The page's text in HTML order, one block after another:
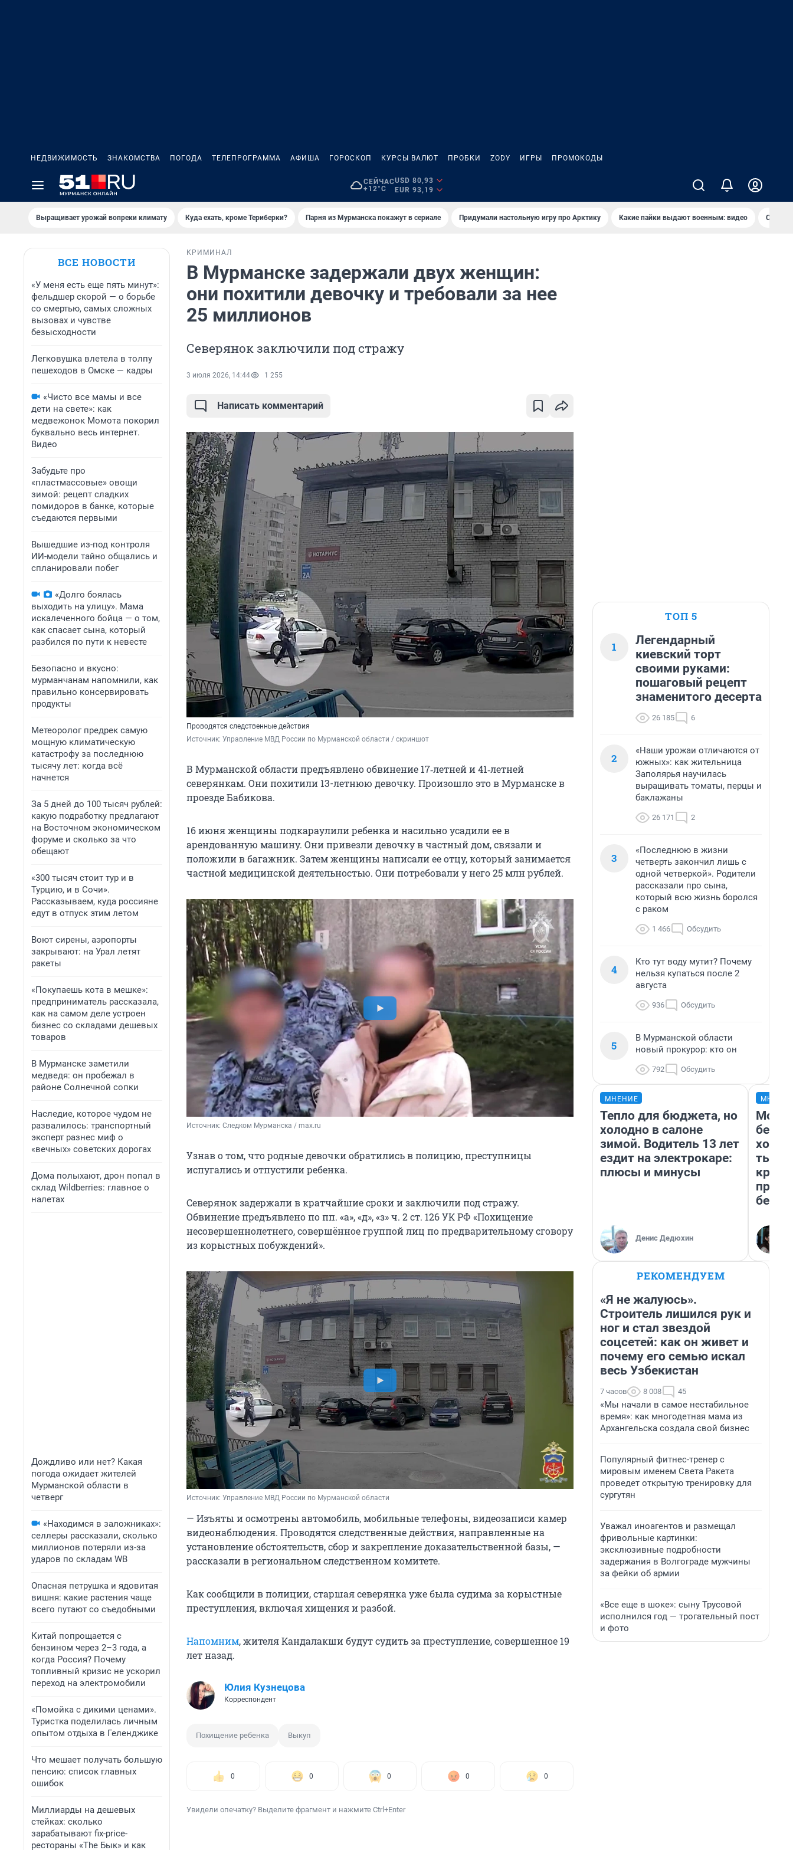
НЕДВИЖИМОСТЬ ЗНАКОМСТВА ПОГОДА ТЕЛЕПРОГРАММА АФИША ГОРОСКОП КУРСЫ ВАЛЮТ ПРОБКИ ZODY ИГРЫ ПРОМОКОДЫ
СЕЙЧАС
+12°C
USD 80,93
EUR 93,19
Выращивает урожай вопреки климату Куда ехать, кроме Териберки? Парня из Мурманска покажут в сериале Придумали настольную игру про Арктику Какие пайки выдают военным: видео Самая
ВСЕ НОВОСТИ
«У меня есть еще пять минут»:
фельдшер скорой — о борьбе
со смертью, самых сложных
вызовах и чувстве
безысходности
Легковушка влетела в толпу
пешеходов в Омске — кадры
«Чисто все мамы и все
дети на свете»: как
медвежонок Момота покорил
буквально весь интернет.
Видео
Забудьте про
«пластмассовые» овощи
зимой: рецепт сладких
помидоров в банке, которые
съедаются первыми
Вышедшие из-под контроля
ИИ-модели тайно общались и
спланировали побег
«Долго боялась
выходить на улицу». Мама
искалеченного бойца — о том,
как спасает сына, который
разбился по пути к невесте
Безопасно и вкусно:
мурманчанам напомнили, как
правильно консервировать
продукты
Метеоролог предрек самую
мощную климатическую
катастрофу за последнюю
тысячу лет: когда всё
начнется
За 5 дней до 100 тысяч рублей:
какую подработку предлагают
на Восточном экономическом
форуме и сколько за что
обещают
«300 тысяч стоит тур и в
Турцию, и в Сочи».
Рассказываем, куда россияне
едут в отпуск этим летом
Воют сирены, аэропорты
закрывают: на Урал летят
ракеты
«Покупаешь кота в мешке»:
предприниматель рассказала,
как на самом деле устроен
бизнес со складами дешевых
товаров
В Мурманске заметили
медведя: он пробежал в
районе Солнечной сопки
Наследие, которое чудом не
развалилось: транспортный
эксперт разнес миф о
«вечных» советских дорогах
Дома полыхают, дрон попал в
склад Wildberries: главное о
налетах
Дождливо или нет? Какая
погода ожидает жителей
Мурманской области в
четверг
«Находимся в заложниках»:
селлеры рассказали, сколько
миллионов потеряли из-за
ударов по складам WB
Опасная петрушка и ядовитая
вишня: какие растения чаще
всего путают со съедобными
Китай попрощается с
бензином через 2–3 года, а
когда Россия? Почему
топливный кризис не ускорил
переход на электромобили
«Помойка с дикими ценами».
Туристка поделилась личным
опытом отдыха в Геленджике
Что мешает получать большую
пенсию: список главных
ошибок
Миллиарды на дешевых
стейках: сколько
зарабатывают fix-price-
рестораны «The Бык» и как
КРИМИНАЛ
В Мурманске задержали двух женщин:
они похитили девочку и требовали за нее
25 миллионов
Северянок заключили под стражу
3 июля 2026, 14:44 1 255
Написать комментарий
Проводятся следственные действия
Источник: Управление МВД России по Мурманской области / скриншот
В Мурманской области предъявлено обвинение 17‑летней и 41‑летней
северянкам. Они похитили 13-летнюю девочку. Произошло это в Мурманске в
проезде Бабикова.
16 июня женщины подкараулили ребенка и насильно усадили ее в
арендованную машину. Они привезли девочку в частный дом, связали и
положили в багажник. Затем женщины написали ее отцу, который занимается
частной медицинской деятельностью. Они потребовали у него 25 млн рублей.
Источник: Следком Мурманска / max.ru
Узнав о том, что родные девочки обратились в полицию, преступницы
испугались и отпустили ребенка.
Северянок задержали в кратчайшие сроки и заключили под стражу.
Обвинение предъявлено по пп. «а», «д», «з» ч. 2 ст. 126 УК РФ «Похищение
несовершеннолетнего, совершённое группой лиц по предварительному сговору
из корыстных побуждений».
Источник: Управление МВД России по Мурманской области
— Изъяты и осмотрены автомобиль, мобильные телефоны, видеозаписи камер
видеонаблюдения. Проводятся следственные действия, направленные на
установление обстоятельств, сбор и закрепление доказательственной базы, —
рассказали в региональном следственном комитете.
Как сообщили в полиции, старшая северянка уже была судима за корыстные
преступления, включая хищения и разбой.
Напомним, жителя Кандалакши будут судить за преступление, совершенное 19
лет назад.
Юлия Кузнецова
Корреспондент
Похищение ребенка Выкуп
0 0 0 0 0
Увидели опечатку? Выделите фрагмент и нажмите Ctrl+Enter
ТОП 5
1
Легендарный
киевский торт
своими руками:
пошаговый рецепт
знаменитого десерта
26 185 6
2
«Наши урожаи отличаются от
южных»: как жительница
Заполярья научилась
выращивать томаты, перцы и
баклажаны
26 171 2
3
«Последнюю в жизни
четверть закончил лишь с
одной четверкой». Родители
рассказали про сына,
который всю жизнь боролся
с раком
1 466 Обсудить
4
Кто тут воду мутит? Почему
нельзя купаться после 2
августа
936 Обсудить
5
В Мурманской области
новый прокурор: кто он
792 Обсудить
МНЕНИЕ
Тепло для бюджета, но
холодно в салоне
зимой. Водитель 13 лет
ездит на электрокаре:
плюсы и минусы
Денис Дедюхин
Мой
РЕКОМЕНДУЕМ
«Я не жалуюсь».
Строитель лишился рук и
ног и стал звездой
соцсетей: как он живет и
почему его семью искал
весь Узбекистан
7 часов 8 008 45
«Мы начали в самое нестабильное
время»: как многодетная мама из
Архангельска создала свой бизнес
Популярный фитнес-тренер с
мировым именем Света Ракета
проведет открытую тренировку для
сургутян
Уважал иноагентов и размещал
фривольные картинки:
эксклюзивные подробности
задержания в Волгограде мужчины
за фейки об армии
«Все еще в шоке»: сыну Трусовой
исполнился год — трогательный пост
и фото